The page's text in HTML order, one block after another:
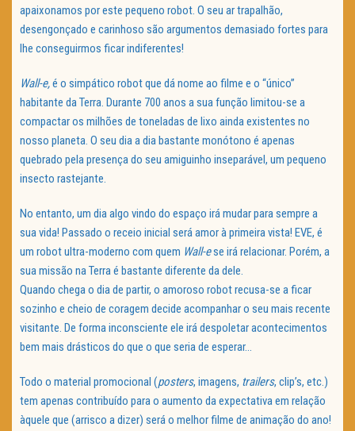
apaixonamos por este pequeno robot. O seu ar trapalhão,
desengonçado e carinhoso são argumentos demasiado fortes para
lhe conseguirmos ficar indiferentes!
Wall-e,é o simpático robot que dá nome ao filme e o “único”
habitante da Terra. Durante 700 anos a sua função limitou-se a
compactar os milhões de toneladas de lixo ainda existentes no
nosso planeta. O seu dia a dia bastante monótono é apenas
quebrado pela presença do seu amiguinho inseparável, um pequeno
insecto rastejante.
No entanto, um dia algo vindo do espaço irá mudar para sempre a
sua vida! Passado o receio inicial será amor à primeira vista! EVE, é
um robot ultra-moderno com quem Wall-ese irá relacionar. Porém, a
sua missão na Terra é bastante diferente da dele.
Quando chega o dia de partir, o amoroso robot recusa-se a ficar
sozinho e cheio de coragem decide acompanhar o seu mais recente
visitante. De forma inconsciente ele irá despoletar acontecimentos
bem mais drásticos do que o que seria de esperar…
Todo o material promocional (posters, imagens, trailers, clip’s, etc.)
tem apenas contribuído para o aumento da expectativa em relação
àquele que (arrisco a dizer) será o melhor filme de animação do ano!